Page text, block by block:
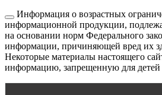
Информация о возрастных
информационной продукции,
на основании норм Федерального
информации, причиняющей вред их
Некоторые материалы настоящего
информацию, запрещенную для детей